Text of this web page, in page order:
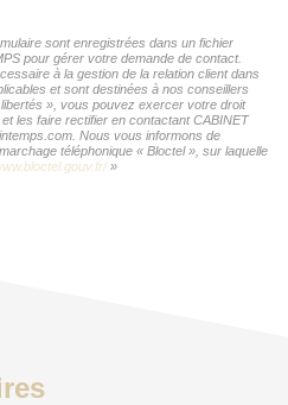
sont enregistrées dans un fichier
pour gérer votre demande de contact.
à la gestion de la relation client dans
et sont destinées à nos conseillers
», vous pouvez exercer votre droit
les faire rectifier en contactant CABINET
Nous vous informons de
téléphonique « Bloctel », sur laquelle
»